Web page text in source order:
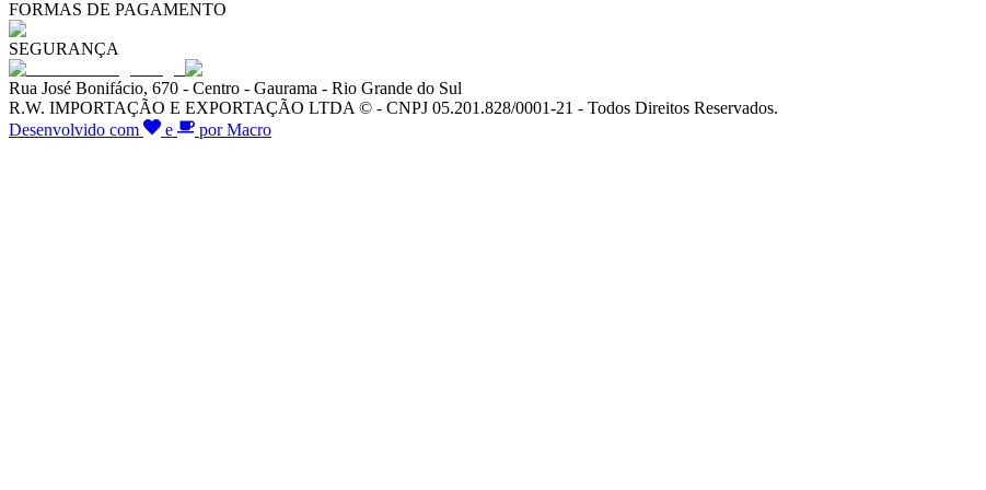
FORMAS DE PAGAMENTO
SEGURANÇA
Rua José Bonifácio, 670 - Centro - Gaurama - Rio Grande do Sul
R.W. IMPORTAÇÃO E EXPORTAÇÃO LTDA © - CNPJ 05.201.828/0001-21 - Todos Direitos Reservados.
Desenvolvido com
e por Macro